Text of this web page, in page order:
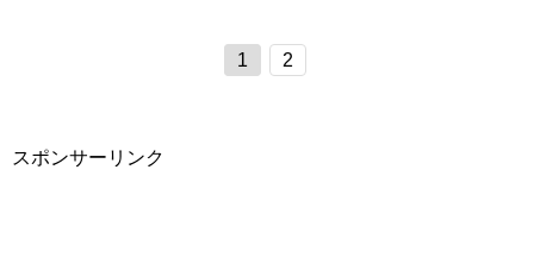
1 2
スポンサーリンク